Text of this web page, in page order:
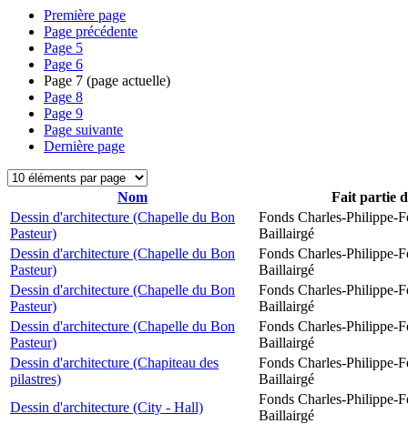
Première page
Page précédente
Page 5
Page 6
Page 7 (page actuelle)
Page 8
Page 9
Page suivante
Dernière page
Nom
Fait partie
Dessin d'architecture (Chapelle du Bon
Pasteur)
Fonds Charles-Philippe-
Baillairgé
Dessin d'architecture (Chapelle du Bon
Pasteur)
Fonds Charles-Philippe-
Baillairgé
Dessin d'architecture (Chapelle du Bon
Pasteur)
Fonds Charles-Philippe-
Baillairgé
Dessin d'architecture (Chapelle du Bon
Pasteur)
Fonds Charles-Philippe-
Baillairgé
Dessin d'architecture (Chapiteau des
pilastres)
Fonds Charles-Philippe-
Baillairgé
Dessin d'architecture (City - Hall)
Fonds Charles-Philippe-
Baillairgé